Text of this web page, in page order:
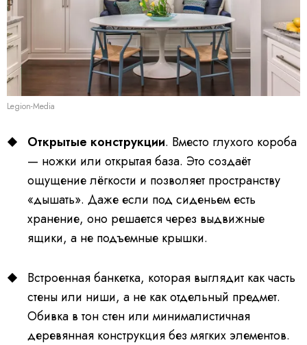
Legion-Media
Открытые конструкции. Вместо глухого короба
— ножки или открытая база. Это создаёт
ощущение лёгкости и позволяет пространству
«дышать». Даже если под сиденьем есть
хранение, оно решается через выдвижные
ящики, а не подъемные крышки.
Встроенная банкетка, которая выглядит как часть
стены или ниши, а не как отдельный предмет.
Обивка в тон стен или минималистичная
деревянная конструкция без мягких элементов.